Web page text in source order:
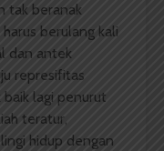
tak beranak
berulang kali
dan antek
represifitas
baik lagi penurut
teratur,
hidup dengan